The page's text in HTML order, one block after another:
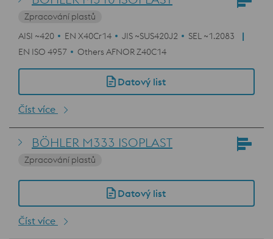
Zpracování plastů
AISI ~420
EN X40Cr14 JIS ~SUS420J2
SEL ~1.2083
EN ISO 4957
Others AFNOR Z40C14
Datový list
Číst více
BÖHLER M333 ISOPLAST
Zpracování plastů
Datový list
Číst více